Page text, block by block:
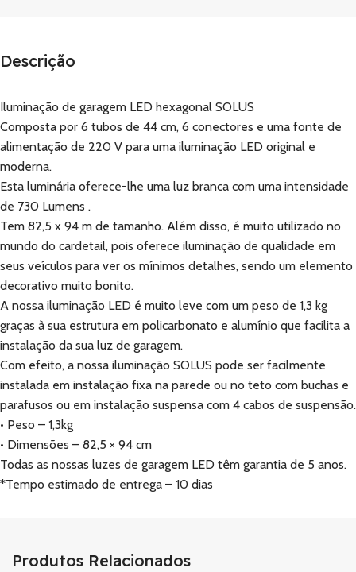
Descrição
Iluminação de garagem LED hexagonal SOLUS
Composta por 6 tubos de 44 cm, 6 conectores e uma fonte de
alimentação de 220 V para uma iluminação LED original e
moderna.
Esta luminária oferece-lhe uma luz branca com uma intensidade
de 730 Lumens .
Tem 82,5 x 94 m de tamanho. Além disso, é muito utilizado no
mundo do cardetail, pois oferece iluminação de qualidade em
seus veículos para ver os mínimos detalhes, sendo um elemento
decorativo muito bonito.
A nossa iluminação LED é muito leve com um peso de 1,3 kg
graças à sua estrutura em policarbonato e alumínio que facilita a
instalação da sua luz de garagem.
Com efeito, a nossa iluminação SOLUS pode ser facilmente
instalada em instalação fixa na parede ou no teto com buchas e
parafusos ou em instalação suspensa com 4 cabos de suspensão.
• Peso – 1,3kg
• Dimensões – 82,5 × 94 cm
Todas as nossas luzes de garagem LED têm garantia de 5 anos.
*Tempo estimado de entrega – 10 dias
Produtos Relacionados